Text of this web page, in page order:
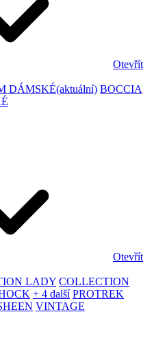
Otevřít
DÁMSKÉ(aktuální) BOCCIA
Otevřít
LADY COLLECTION
+ 4 další PROTREK
VINTAGE